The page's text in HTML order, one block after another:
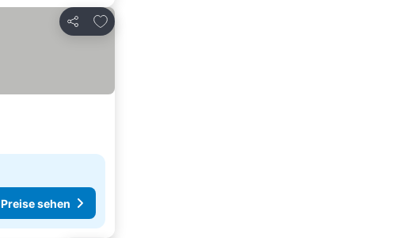
Teilen
Zu Favoriten hinzufügen
Preise sehen